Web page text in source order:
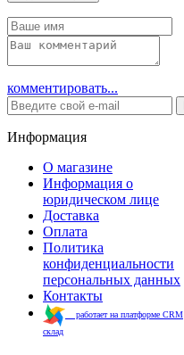
комментировать...
Информация
О магазине
Информация о
юридическом лице
Доставка
Оплата
Политика
конфиденциальности
персональных данных
Контакты
работает на платформе CRM
склад